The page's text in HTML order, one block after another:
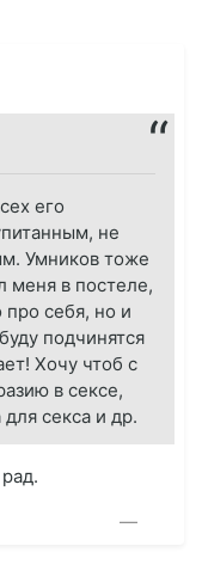
его
не
Умников тоже
меня в постеле,
про себя, но и
подчинятся
Хочу чтоб с
в сексе,
секса и др.
—